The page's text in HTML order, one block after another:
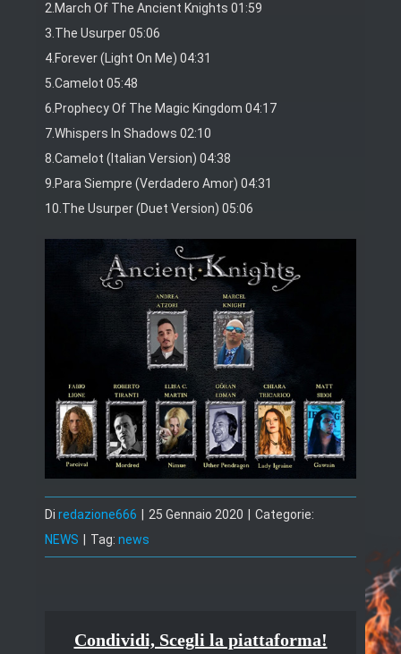
2.March Of The Ancient Knights 01:59
3.The Usurper 05:06
4.Forever (Light On Me) 04:31
5.Camelot 05:48
6.Prophecy Of The Magic Kingdom 04:17
7.Whispers In Shadows 02:10
8.Camelot (Italian Version) 04:38
9.Para Siempre (Verdadero Amor) 04:31
10.The Usurper (Duet Version) 05:06
Di redazione666 25 Gennaio 2020
Categorie:
NEWS
Tag: news
Condividi, Scegli la piattaforma!